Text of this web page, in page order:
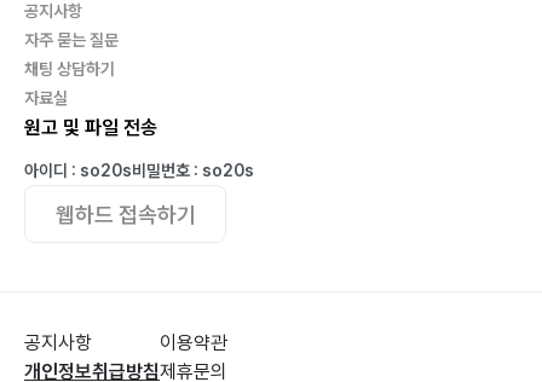
공지사항
자주 묻는 질문
채팅 상담하기
자료실
원고 및 파일 전송
아이디 : so20s비밀번호 : so20s
웹하드 접속하기
공지사항
개인정보취급방침
이용약관
제휴문의